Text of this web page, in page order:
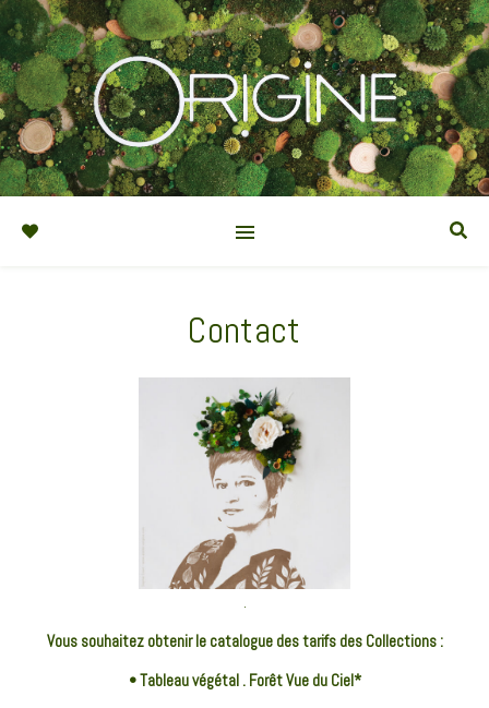
Contact
.
Vous souhaitez obtenir le catalogue des tarifs des Collections :
• Tableau végétal . Forêt Vue du Ciel*